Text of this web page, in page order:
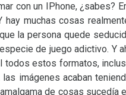
con un IPhone, ¿sabes?
muchas cosas
la persona quede
de juego adictivo. Y
todos estos formatos,
imágenes acaban
de cosas sucedía